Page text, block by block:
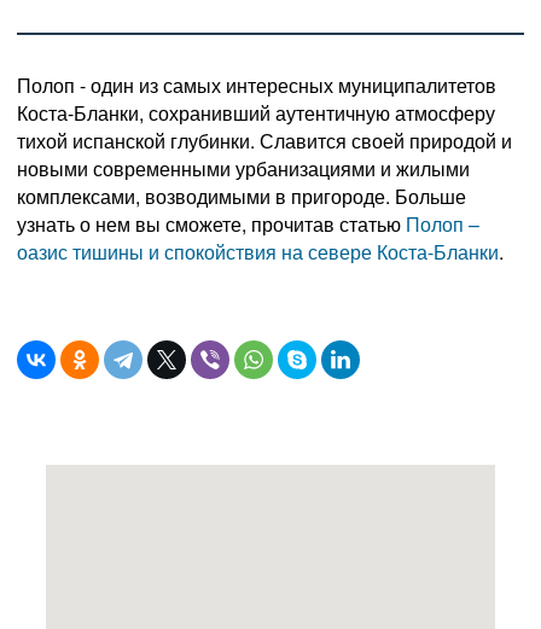
Полоп - один из самых интересных муниципалитетов
Коста-Бланки, сохранивший аутентичную атмосферу
тихой испанской глубинки. Славится своей природой и
новыми современными урбанизациями и жилыми
комплексами, возводимыми в пригороде. Больше
узнать о нем вы сможете, прочитав статью Полоп –
оазис тишины и спокойствия на севере Коста-Бланки.